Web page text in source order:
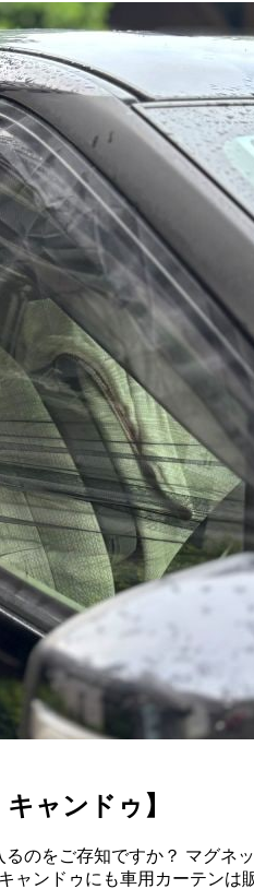
ャンドゥ】
のをご存知ですか？ マグネ
ンドゥにも車用カーテン